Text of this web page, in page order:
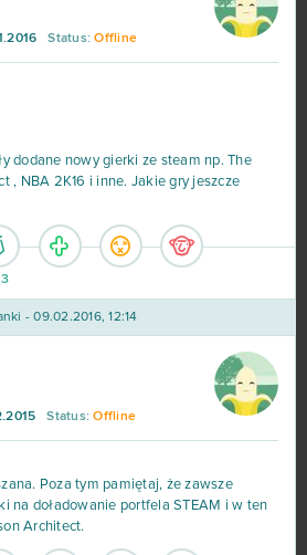
Status: Offline
dodane nowy gierki ze steam np. The
, NBA 2K16 i inne. Jakie gry jeszcze
3
- 09.02.2016, 12:14
Status: Offline
Poza tym pamiętaj, że zawsze
na doładowanie portfela STEAM i w ten
Architect.